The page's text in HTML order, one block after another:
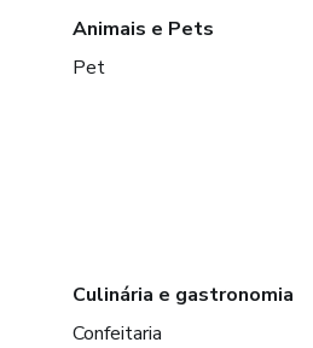
Animais e Pets
Pet
Culinária e gastronomia
Confeitaria